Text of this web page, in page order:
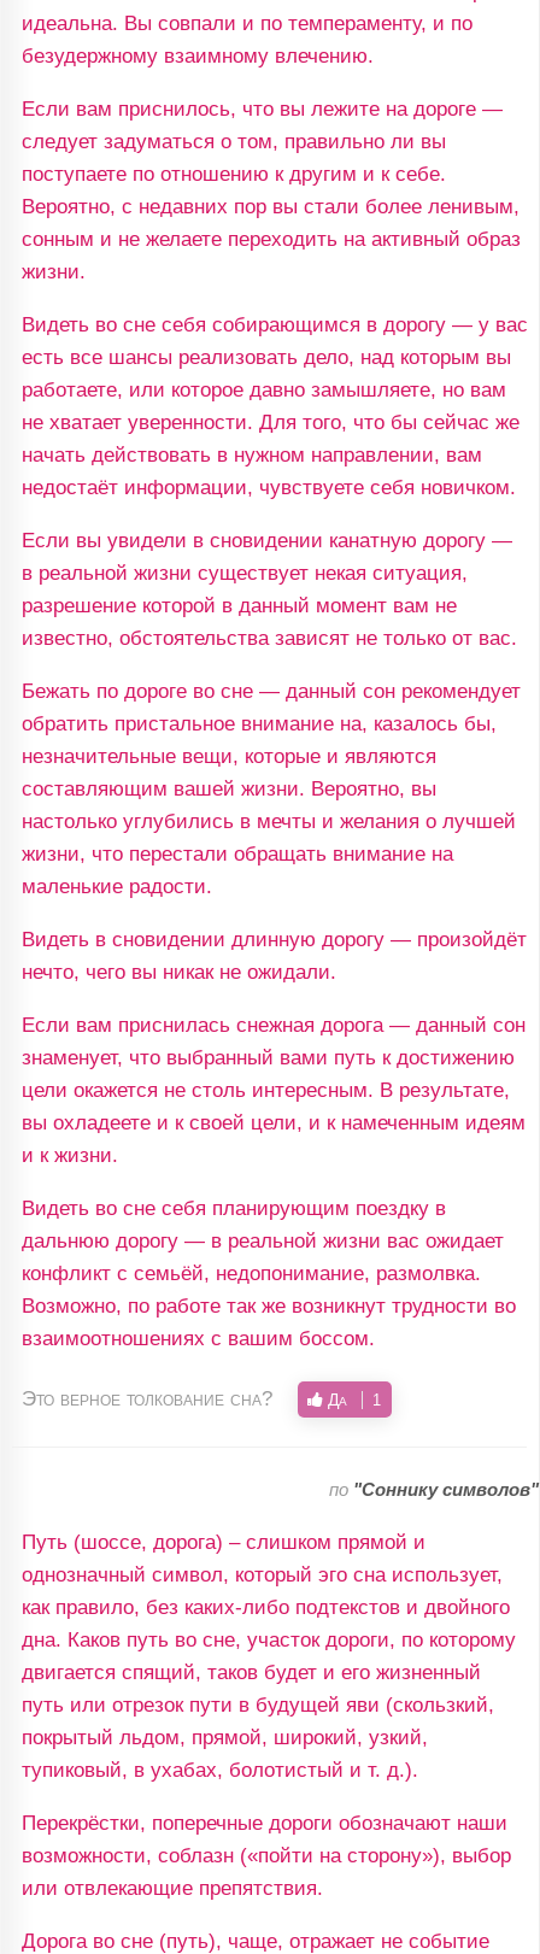
идеальна. Вы совпали и по темпераменту, и по
безудержному взаимному влечению.
Если вам приснилось, что вы лежите на дороге —
следует задуматься о том, правильно ли вы
поступаете по отношению к другим и к себе.
Вероятно, с недавних пор вы стали более ленивым,
сонным и не желаете переходить на активный образ
жизни.
Видеть во сне себя собирающимся в дорогу — у вас
есть все шансы реализовать дело, над которым вы
работаете, или которое давно замышляете, но вам
не хватает уверенности. Для того, что бы сейчас же
начать действовать в нужном направлении, вам
недостаёт информации, чувствуете себя новичком.
Если вы увидели в сновидении канатную дорогу —
в реальной жизни существует некая ситуация,
разрешение которой в данный момент вам не
известно, обстоятельства зависят не только от вас.
Бежать по дороге во сне — данный сон рекомендует
обратить пристальное внимание на, казалось бы,
незначительные вещи, которые и являются
составляющим вашей жизни. Вероятно, вы
настолько углубились в мечты и желания о лучшей
жизни, что перестали обращать внимание на
маленькие радости.
Видеть в сновидении длинную дорогу — произойдёт
нечто, чего вы никак не ожидали.
Если вам приснилась снежная дорога — данный сон
знаменует, что выбранный вами путь к достижению
цели окажется не столь интересным. В результате,
вы охладеете и к своей цели, и к намеченным идеям
и к жизни.
Видеть во сне себя планирующим поездку в
дальнюю дорогу — в реальной жизни вас ожидает
конфликт с семьёй, недопонимание, размолвка.
Возможно, по работе так же возникнут трудности во
взаимоотношениях с вашим боссом.
Это верное толкование сна? Да 1
по "Соннику символов"
Путь (шоссе, дорога) – слишком прямой и
однозначный символ, который эго сна использует,
как правило, без каких-либо подтекстов и двойного
дна. Каков путь во сне, участок дороги, по которому
двигается спящий, таков будет и его жизненный
путь или отрезок пути в будущей яви (скользкий,
покрытый льдом, прямой, широкий, узкий,
тупиковый, в ухабах, болотистый и т. д.).
Перекрёстки, поперечные дороги обозначают наши
возможности, соблазн («пойти на сторону»), выбор
или отвлекающие препятствия.
Дорога во сне (путь), чаще, отражает не событие